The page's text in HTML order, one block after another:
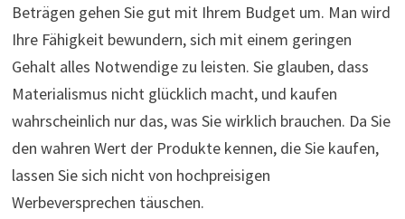
Beträgen gehen Sie gut mit Ihrem Budget um. Man wird
Ihre Fähigkeit bewundern, sich mit einem geringen
Gehalt alles Notwendige zu leisten. Sie glauben, dass
Materialismus nicht glücklich macht, und kaufen
wahrscheinlich nur das, was Sie wirklich brauchen. Da Sie
den wahren Wert der Produkte kennen, die Sie kaufen,
lassen Sie sich nicht von hochpreisigen
Werbeversprechen täuschen.